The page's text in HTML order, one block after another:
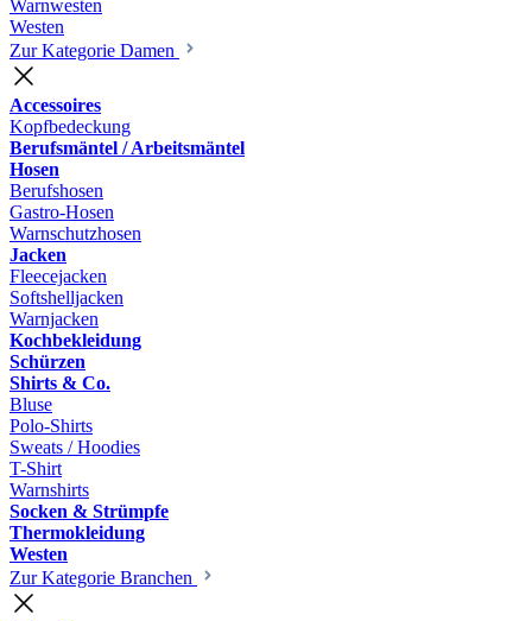
Warnwesten
Westen
Zur Kategorie Damen
Accessoires
Kopfbedeckung
Berufsmäntel / Arbeitsmäntel
Hosen
Berufshosen
Gastro-Hosen
Warnschutzhosen
Jacken
Fleecejacken
Softshelljacken
Warnjacken
Kochbekleidung
Schürzen
Shirts & Co.
Bluse
Polo-Shirts
Sweats / Hoodies
T-Shirt
Warnshirts
Socken & Strümpfe
Thermokleidung
Westen
Zur Kategorie Branchen